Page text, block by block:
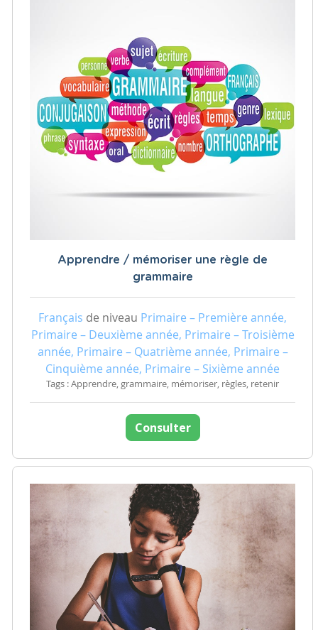
Apprendre / mémoriser une règle de
grammaire
Français de niveau Primaire – Première année,
Primaire – Deuxième année, Primaire – Troisième
année, Primaire – Quatrième année, Primaire –
Cinquième année, Primaire – Sixième année
Tags : Apprendre, grammaire, mémoriser, règles, retenir
Consulter